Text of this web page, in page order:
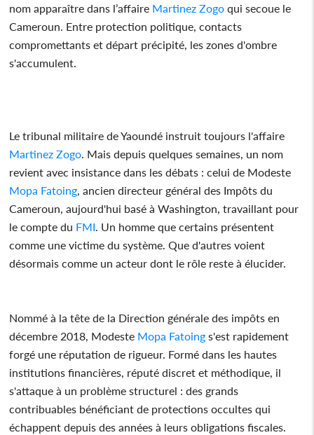
nom apparaître dans l’affaire Martinez Zogo qui secoue le
Cameroun. Entre protection politique, contacts
compromettants et départ précipité, les zones d'ombre
s'accumulent.
Le tribunal militaire de Yaoundé instruit toujours l'affaire
Martinez Zogo . Mais depuis quelques semaines, un nom
revient avec insistance dans les débats : celui de Modeste
Mopa Fatoing , ancien directeur général des Impôts du
Cameroun, aujourd'hui basé à Washington, travaillant pour
le compte du FMI . Un homme que certains présentent
comme une victime du système. Que d'autres voient
désormais comme un acteur dont le rôle reste à élucider.
Nommé à la tête de la Direction générale des impôts en
décembre 2018, Modeste Mopa Fatoing s'est rapidement
forgé une réputation de rigueur. Formé dans les hautes
institutions financières, réputé discret et méthodique, il
s'attaque à un problème structurel : des grands
contribuables bénéficiant de protections occultes qui
échappent depuis des années à leurs obligations fiscales.